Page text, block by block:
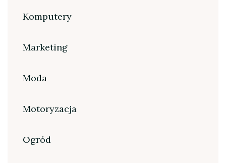
Komputery
Marketing
Moda
Motoryzacja
Ogród